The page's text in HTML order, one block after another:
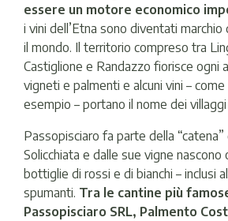
essere un motore economico
i vini dell’Etna sono diventati
il mondo. Il territorio compreso tra
Castiglione e Randazzo fiorisce ogni
vigneti e palmenti e alcuni vini –
esempio – portano il nome dei
Passopisciaro fa parte della “catena”
Solicchiata e dalle sue vigne
bottiglie di rossi e di bianchi – inclusi
spumanti. Tra le cantine più
Passopisciaro SRL, Palmento